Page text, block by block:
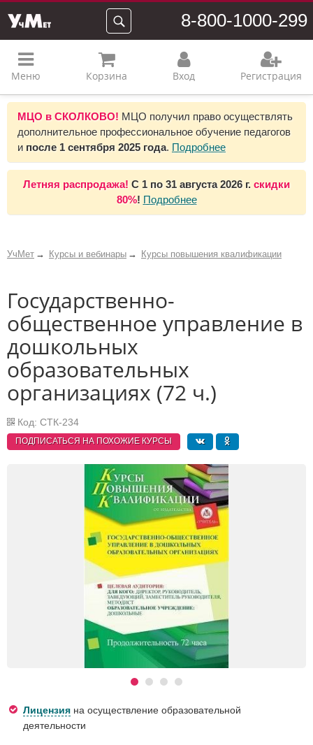
8-800-1000-299
Меню Корзина Вход Регистрация
МЦО в СКОЛКОВО! МЦО получил право осуществлять
дополнительное профессиональное обучение педагогов
и после 1 сентября 2025 года. Подробнее
Летняя распродажа! С 1 по 31 августа 2026 г. скидки
80%! Подробнее
УчМет Курсы и вебинары Курсы повышения квалификации
Государственно-
общественное управление в
дошкольных
образовательных
организациях (72 ч.)
Код: СТК-234
ПОДПИСАТЬСЯ НА ПОХОЖИЕКУРСЫ
Лицензия на осуществление образовательной
деятельности